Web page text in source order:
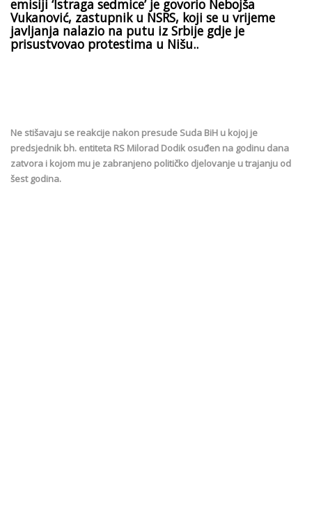
emisiji ‘Istraga sedmice’ je govorio Nebojša
Vukanović, zastupnik u NSRS, koji se u vrijeme
javljanja nalazio na putu iz Srbije gdje je
prisustvovao protestima u Nišu..
Ne stišavaju se reakcije nakon presude Suda BiH u kojoj je
predsjednik bh. entiteta RS Milorad Dodik osuđen na godinu dana
zatvora i kojom mu je zabranjeno političko djelovanje u trajanju od
šest godina.